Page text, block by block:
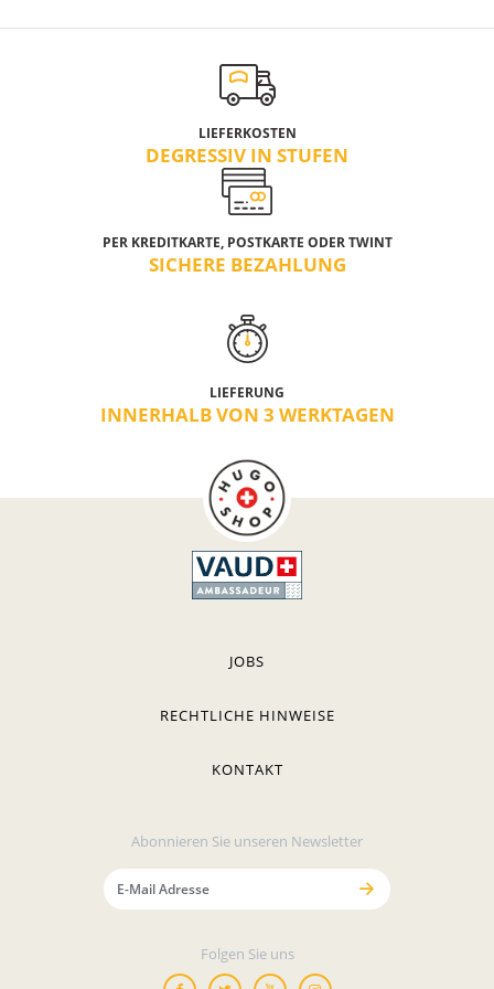
LIEFERKOSTEN
DEGRESSIV IN STUFEN
PER KREDITKARTE, POSTKARTE ODER TWINT
SICHERE BEZAHLUNG
LIEFERUNG
INNERHALB VON 3 WERKTAGEN
JOBS
RECHTLICHE HINWEISE
KONTAKT
Abonnieren Sie unseren Newsletter
Folgen Sie uns